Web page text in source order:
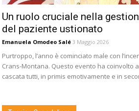
Un ruolo cruciale nella
del paziente ustionato
Emanuela Omodeo Salé 3 Maggio 2026
Purtroppo, l’anno è cominciato male con
Crans-Montana. Questo evento ha coinvolto a
cascata tutti, in primis emotivamente e in